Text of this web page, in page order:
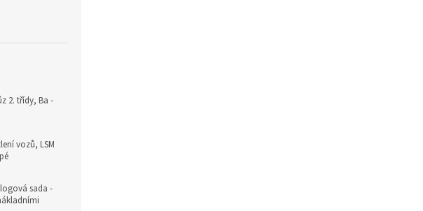
2. třídy, Ba -
vozů, LSM
sada -